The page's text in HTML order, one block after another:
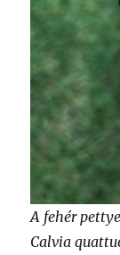
A fehér
Calvia